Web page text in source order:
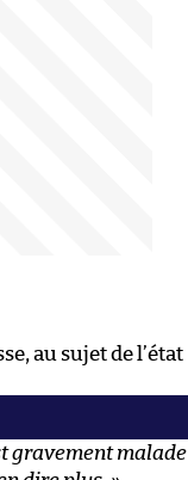
au sujet de l’état
gravement malade